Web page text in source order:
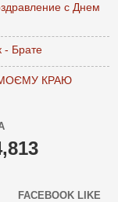
с Днем
- Брате
МОЄМУ КРАЮ
FACEBOOK LIKE